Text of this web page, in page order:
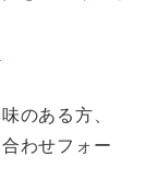
のある方、
わせフォー